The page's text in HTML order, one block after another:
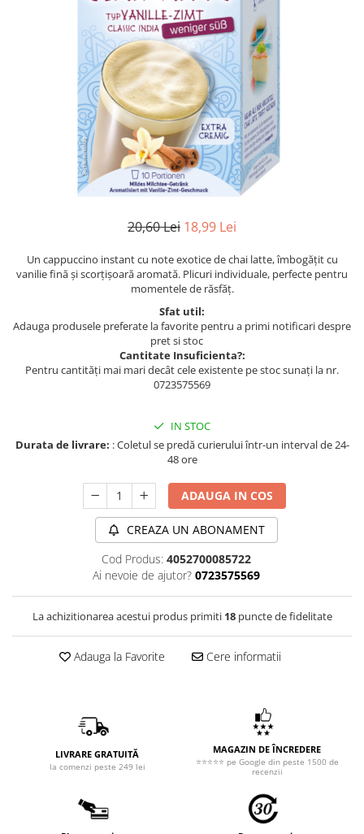
20,60 Lei 18,99 Lei
Un cappuccino instant cu note exotice de chai latte, îmbogățit cu
vanilie fină și scorțișoară aromată. Plicuri individuale, perfecte pentru
momentele de răsfăț.
Sfat util:
Adauga produsele preferate la favorite pentru a primi notificari despre
pret si stoc
Cantitate Insuficienta?:
Pentru cantități mai mari decât cele existente pe stoc sunați la nr.
0723575569
IN STOC
Durata de livrare: : Coletul se predă curierului într-un interval de 24-
48 ore
ADAUGA IN COS
CREAZA UN ABONAMENT
Cod Produs: 4052700085722
Ai nevoie de ajutor? 0723575569
La achizitionarea acestui produs primiti 18puncte de fidelitate
Adauga la Favorite Cere informatii
LIVRARE GRATUITĂ
la comenzi peste 249 lei
MAGAZIN DE ÎNCREDERE
⭐⭐⭐⭐⭐ pe Google din peste 1500 de
recenzii